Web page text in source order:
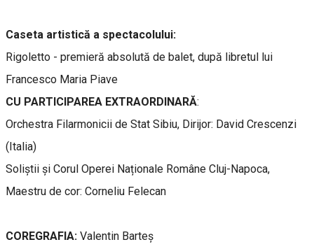
Caseta artistică a spectacolului:
Rigoletto - premieră absolută de balet, după libretul lui
Francesco Maria Piave
CU PARTICIPAREA EXTRAORDINARĂ:
Orchestra Filarmonicii de Stat Sibiu, Dirijor: David Crescenzi
(Italia)
Soliștii și Corul Operei Naționale Române Cluj-Napoca,
Maestru de cor: Corneliu Felecan
COREGRAFIA: Valentin Barteș